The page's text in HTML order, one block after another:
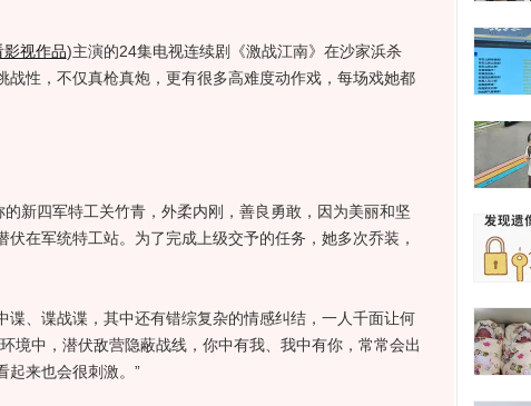
影视作品)主演的24集电视连续剧《激战江南》在沙家浜杀
战性，不仅真枪真炮，更有很多高难度动作戏，每场戏她都
四军特工关竹青，外柔内刚，善良勇敢，因为美丽和坚
在军统特工站。为了完成上级交予的任务，她多次乔装，
谍战谍，其中还有错综复杂的情感纠结，一人千面让何
境中，潜伏敌营隐蔽战线，你中有我、我中有你，常常会出
起来也会很刺激。”